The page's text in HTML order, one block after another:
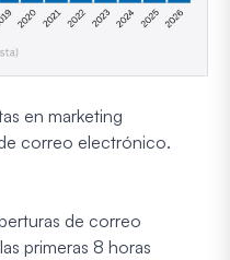
en marketing
correo electrónico.
de correo
primeras 8 horas